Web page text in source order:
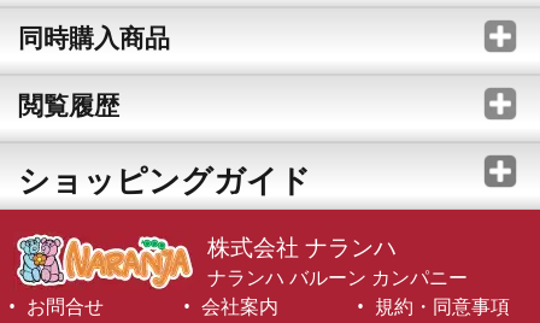
同時購入商品
閲覧履歴
ショッピングガイド
株式会社 ナランハ
ナランハ バルーン カンパニー
お問合せ
会社案内
規約・同意事項